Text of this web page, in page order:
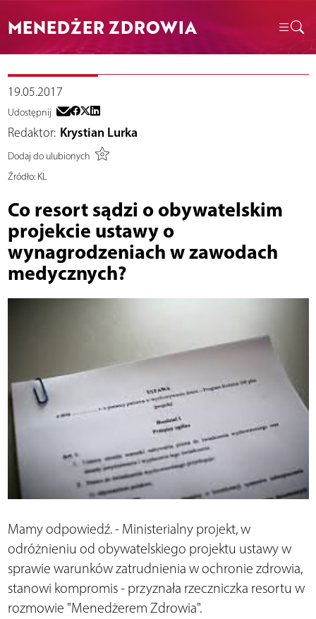
MENEDŻER ZDROWIA
19.05.2017
Udostępnij
Redaktor: Krystian Lurka
Dodaj do ulubionych
Źródło:KL
Co resort sądzi o obywatelskim
projekcie ustawy o
wynagrodzeniach w zawodach
medycznych?
Mamy odpowiedź. - Ministerialny projekt, w
odróżnieniu od obywatelskiego projektu ustawy w
sprawie warunków zatrudnienia w ochronie zdrowia,
stanowi kompromis - przyznała rzeczniczka resortu w
rozmowie "Menedżerem Zdrowia".